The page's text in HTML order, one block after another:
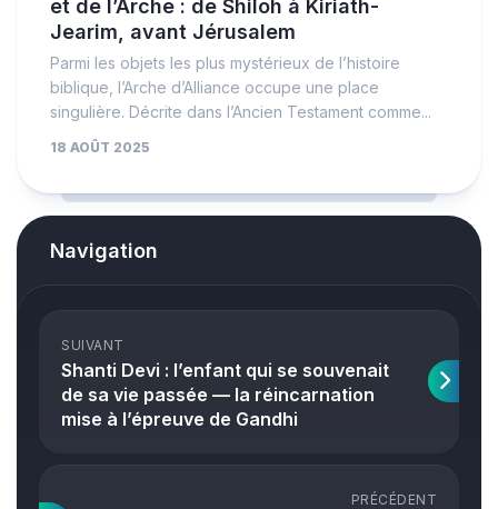
et de l’Arche : de Shiloh à Kiriath-
Jearim, avant Jérusalem
Parmi les objets les plus mystérieux de l’histoire
biblique, l’Arche d’Alliance occupe une place
singulière. Décrite dans l’Ancien Testament comme...
18 AOÛT 2025
Navigation
SUIVANT
Shanti Devi : l’enfant qui se souvenait
de sa vie passée — la réincarnation
mise à l’épreuve de Gandhi
PRÉCÉDENT